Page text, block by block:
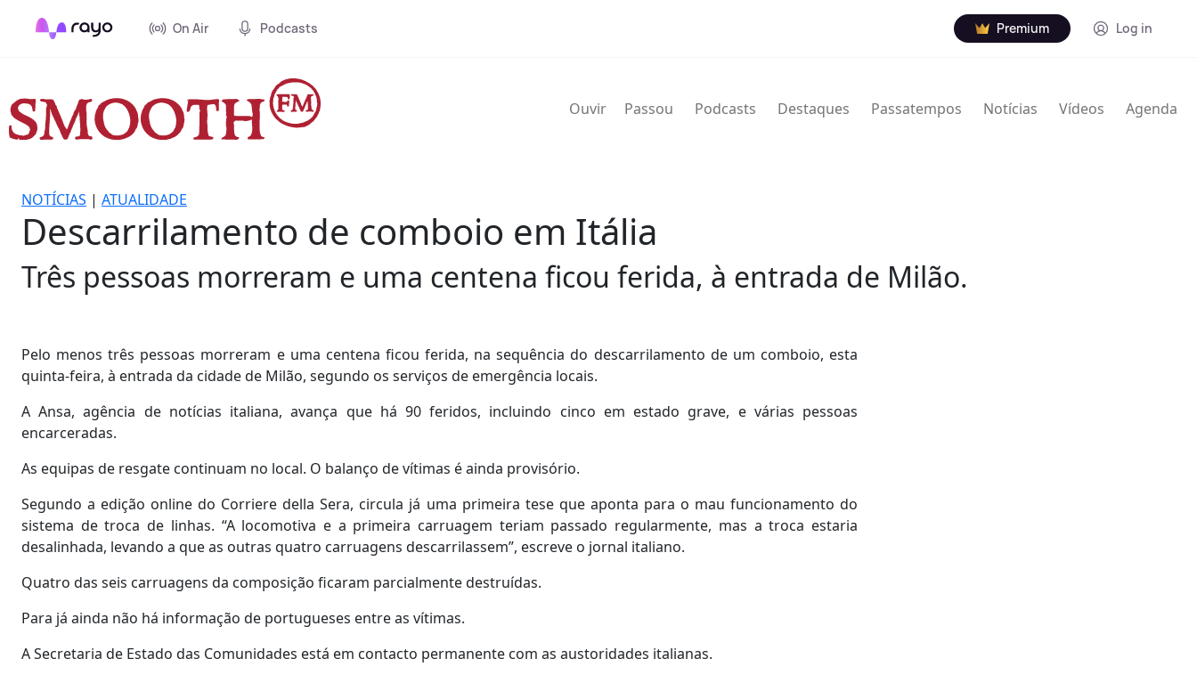
On Air Podcasts Premium Log in
Ouvir Passou Podcasts Destaques Passatempos Notícias Vídeos Agenda
NOTÍCIAS | ATUALIDADE
Descarrilamento de comboio em Itália
Três pessoas morreram e uma centena ficou ferida, à entrada de Milão.
Pelo menos três pessoas morreram e uma centena ficou ferida, na sequência do descarrilamento de um comboio, esta
quinta-feira, à entrada da cidade de Milão, segundo os serviços de emergência locais.
A Ansa, agência de notícias italiana, avança que há 90 feridos, incluindo cinco em estado grave, e várias pessoas
encarceradas.
As equipas de resgate continuam no local. O balanço de vítimas é ainda provisório.
Segundo a edição online do Corriere della Sera, circula já uma primeira tese que aponta para o mau funcionamento do
sistema de troca de linhas. “A locomotiva e a primeira carruagem teriam passado regularmente, mas a troca estaria
desalinhada, levando a que as outras quatro carruagens descarrilassem”, escreve o jornal italiano.
Quatro das seis carruagens da composição ficaram parcialmente destruídas.
Para já ainda não há informação de portugueses entre as vítimas.
A Secretaria de Estado das Comunidades está em contacto permanente com as austoridades italianas.